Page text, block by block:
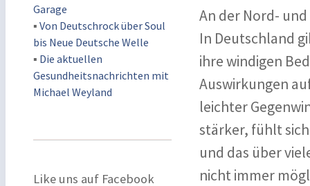
Garage
▪ Von Deutschrock über Soul
bis Neue Deutsche Welle
▪ Die aktuellen
Gesundheitsnachrichten mit
Michael Weyland
Like uns auf Facebook
An der Nord-
In Deutschland
ihre windigen
Auswirkungen
leichter
stärker, fühlt
und das über
nicht immer